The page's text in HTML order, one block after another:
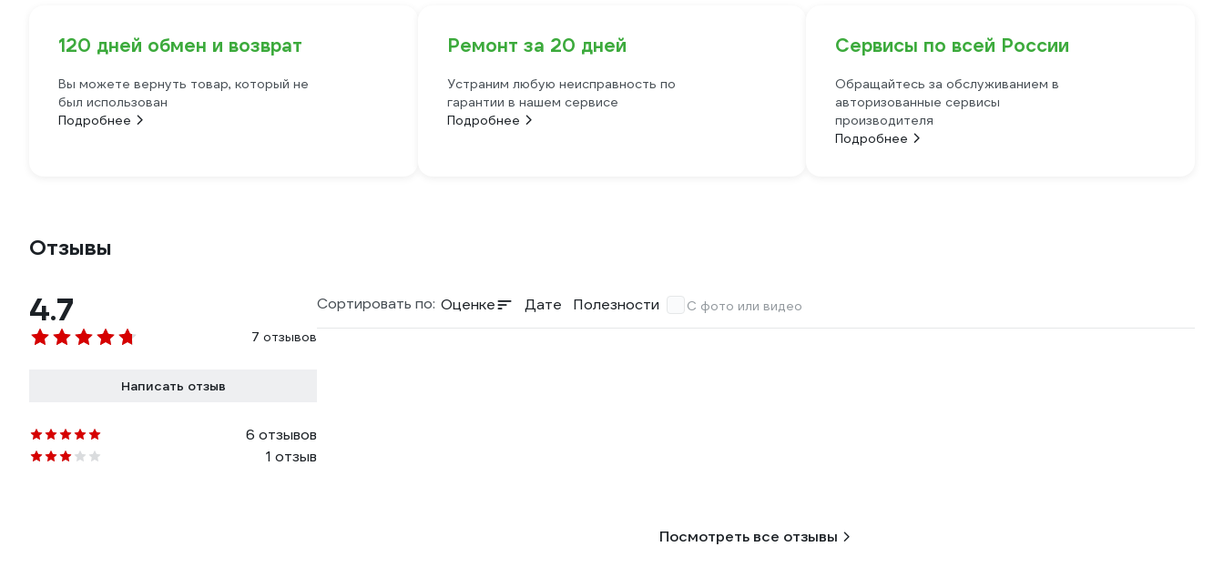
120 дней обмен и возврат
Вы можете вернуть товар, который не
был использован
Подробнее
Ремонт за 20 дней
Устраним любую неисправность по
гарантии в нашем сервисе
Подробнее
Сервисы по всей России
Обращайтесь за обслуживанием в
авторизованные сервисы
производителя
Подробнее
Отзывы
4.7
7 отзывов
Написать отзыв
6 отзывов
1 отзыв
Сортировать по: Оценке Дате Полезности С фото или видео
Посмотреть все отзывы